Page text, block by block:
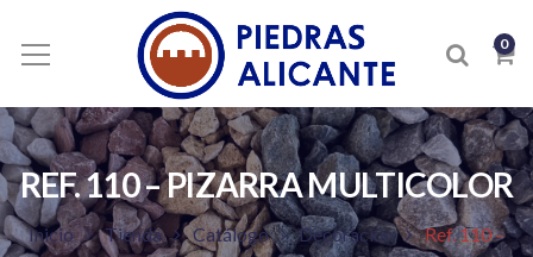
0
REF. 110 – PIZARRA MULTICOLOR
Inicio Tienda Catálogo Decoración
Ref. 110 –